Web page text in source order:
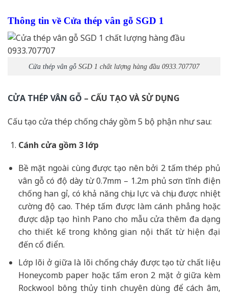
Thông tin về Cửa thép vân gỗ SGD 1
Cửa thép vân gỗ SGD 1 chất lượng hàng đầu 0933.707707
CỬA THÉP VÂN GỖ – CẤU TẠO VÀ SỬ DỤNG
Cấu tạo cửa thép chống cháy gồm 5 bộ phận như sau:
Cánh cửa gồm 3 lớp
Bề mặt ngoài cùng được tạo nên bởi 2 tấm thép phủ
vân gỗ có độ dày từ 0.7mm – 1.2m phủ sơn tĩnh điện
chống han gỉ, có khả năng chịu lực và chịu được nhiệt
cường độ cao. Thép tấm được làm cánh phẳng hoặc
được dập tạo hình Pano cho mẫu cửa thêm đa dạng
cho thiết kế trong không gian nội thất từ hiện đại
đến cổ điển.
Lớp lõi ở giữa là lõi chống cháy được tạo từ chất liệu
Honeycomb paper hoặc tấm eron 2 mặt ở giữa kèm
Rockwool bông thủy tinh chuyên dùng để cách âm,